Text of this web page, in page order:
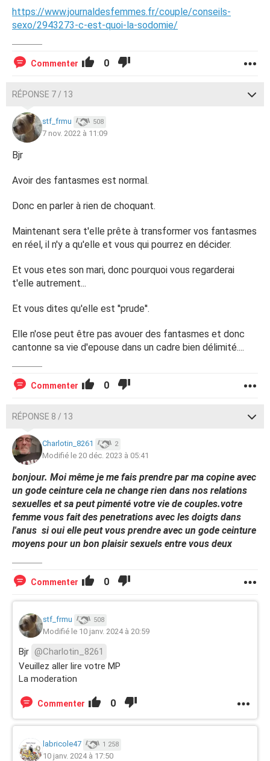
https://www.journaldesfemmes.fr/couple/conseils-
sexo/2943273-c-est-quoi-la-sodomie/
Commenter 0
RÉPONSE 7 / 13
stf_frmu 508
7 nov. 2022 à 11:09
Bjr
Avoir des fantasmes est normal.
Donc en parler à rien de choquant.
Maintenant sera t'elle prête à transformer vos fantasmes
en réel, il n'y a qu'elle et vous qui pourrez en décider.
Et vous etes son mari, donc pourquoi vous regarderai
t'elle autrement...
Et vous dites qu'elle est ''prude''.
Elle n'ose peut être pas avouer des fantasmes et donc
cantonne sa vie d'epouse dans un cadre bien délimité....
Commenter 0
RÉPONSE 8 / 13
Charlotin_8261 2
Modifié le 20 déc. 2023 à 05:41
bonjour. Moi même je me fais prendre par ma copine avec
un gode ceinture cela ne change rien dans nos relations
sexuelles et sa peut pimenté votre vie de couples.votre
femme vous fait des penetrations avec les doigts dans
l'anus si oui elle peut vous prendre avec un gode ceinture
moyens pour un bon plaisir sexuels entre vous deux
Commenter 0
stf_frmu 508
Modifié le 10 janv. 2024 à 20:59
Bjr @Charlotin_8261
Veuillez aller lire votre MP
La moderation
Commenter 0
labricole47 1 258
10 janv. 2024 à 17:50